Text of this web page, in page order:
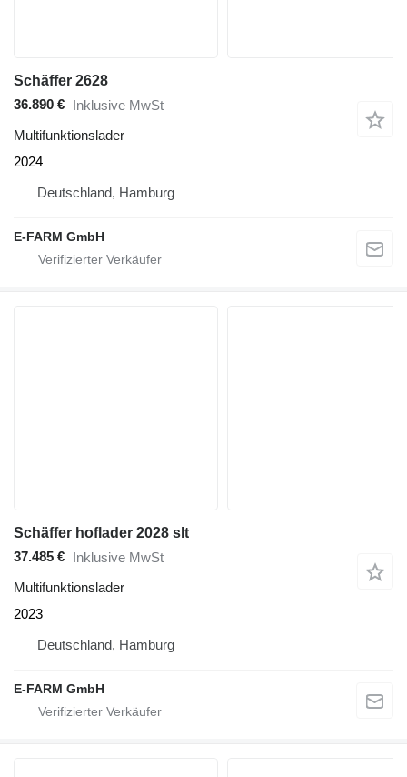
Schäffer 2628
36.890 € Inklusive MwSt
Multifunktionslader
2024
Deutschland, Hamburg
E-FARM GmbH
Schäffer hoflader 2028 slt
37.485 € Inklusive MwSt
Multifunktionslader
2023
Deutschland, Hamburg
E-FARM GmbH